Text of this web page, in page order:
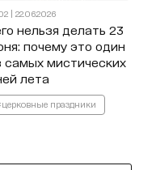
| 22.06.2026
нельзя делать 23
почему это один
самых мистических
лета
праздники